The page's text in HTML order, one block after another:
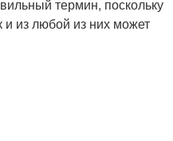
термин, поскольку
и из любой из них может